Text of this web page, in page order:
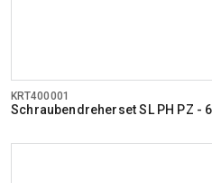
KRT400001
Schraubendreherset SL PH PZ -